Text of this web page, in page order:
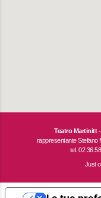
Teatro Martinitt
rappresentante Stefano
tel. 02
Just